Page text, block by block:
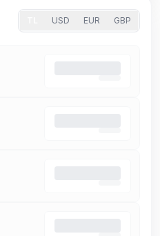
USD EUR GBP